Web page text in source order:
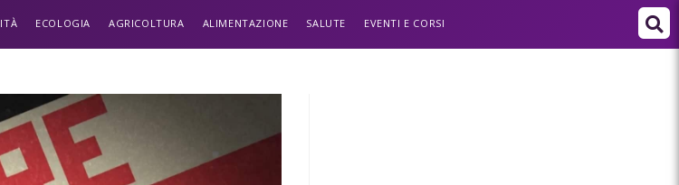
ECOLOGIA AGRICOLTURA ALIMENTAZIONE SALUTE EVENTI E CORSI